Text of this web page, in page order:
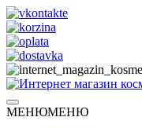
Skip
to
content
Интернет
Натуральная косметика
МЕНЮМЕНЮ